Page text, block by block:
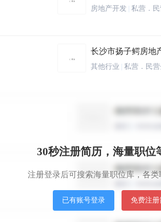
房地产开发 私营．
长沙市扬子鳄房地
其他行业 私营．民营
湖南省盛世合欣置
湖南省盛世合欣置
30秒注册简历，海量职位
注册登录后可搜索海量职位库，各
已有账号登录 免费注册